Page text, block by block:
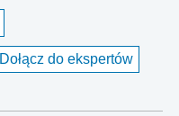
Dołącz do ekspertów